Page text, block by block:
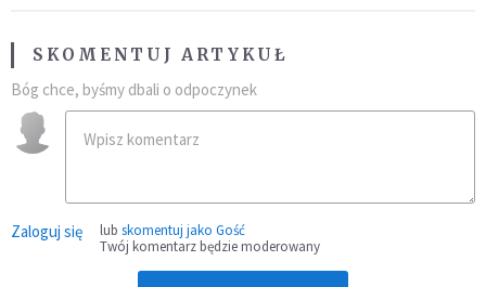
SKOMENTUJ ARTYKUŁ
Bóg chce, byśmy dbali o odpoczynek
Zaloguj się lub skomentuj jako Gość
Twój komentarz będzie moderowany